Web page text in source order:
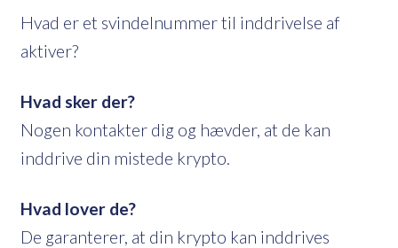
Hvad er et svindelnummer til inddrivelse af
aktiver?
Hvad sker der?
Nogen kontakter dig og hævder, at de kan
inddrive din mistede krypto.
Hvad lover de?
De garanterer, at din krypto kan inddrives